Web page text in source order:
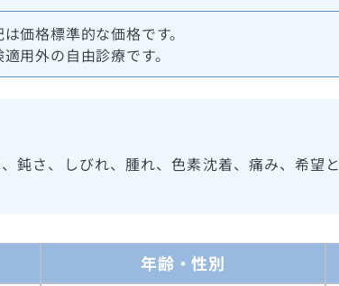
価格標準的な価格です。
用外の自由診療です。
鈍さ、しびれ、腫れ、色素沈着、痛み、希望
年齢・性別